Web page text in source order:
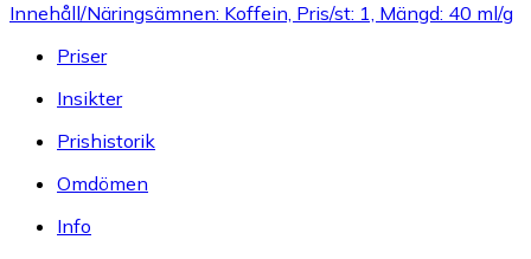
Innehåll/Näringsämnen: Koffein, Pris/st: 1, Mängd: 40 ml/g
Priser
Insikter
Prishistorik
Omdömen
Info